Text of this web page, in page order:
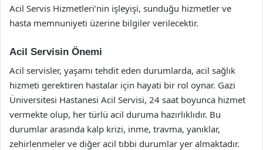
Acil Servis Hizmetleri’nin işleyişi, sunduğu hizmetler ve
hasta memnuniyeti üzerine bilgiler verilecektir.
Acil Servisin Önemi
Acil servisler, yaşamı tehdit eden durumlarda, acil sağlık
hizmeti gerektiren hastalar için hayati bir rol oynar. Gazi
Üniversitesi Hastanesi Acil Servisi, 24 saat boyunca hizmet
vermekte olup, her türlü acil duruma hazırlıklıdır. Bu
durumlar arasında kalp krizi, inme, travma, yanıklar,
zehirlenmeler ve diğer acil tıbbi durumlar yer almaktadır.